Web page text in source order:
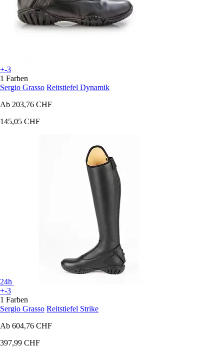
+-3
1 Farben
Sergio Grasso Reitstiefel Dynamik
Ab 203,76 CHF
145,05 CHF
24h
+-3
1 Farben
Sergio Grasso Reitstiefel Strike
Ab 604,76 CHF
397,99 CHF